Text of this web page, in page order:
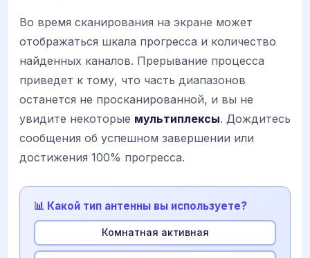
Во время сканирования на экране может
отображаться шкала прогресса и количество
найденных каналов. Прерывание процесса
приведет к тому, что часть диапазонов
останется не просканированной, и вы не
увидите некоторые мультиплексы. Дождитесь
сообщения об успешном завершении или
достижения 100% прогресса.
📊 Какой тип антенны вы используете?
Комнатная активная